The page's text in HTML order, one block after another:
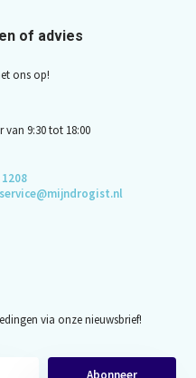
of advies
ons op!
9:30 tot 18:00
via onze nieuwsbrief!